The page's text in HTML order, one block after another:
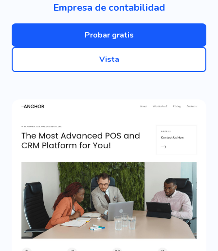
Empresa de contabilidad
Probar gratis
Vista